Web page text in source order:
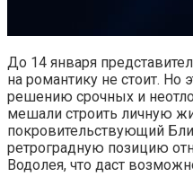
До 14 января
на романтику не стоит. Но
решению срочных и
мешали строить личную
покровительствующий
ретроградную позицию
Водолея, что даст